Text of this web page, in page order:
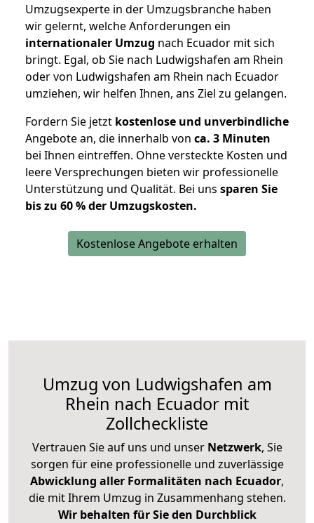
Umzugsexperte in der Umzugsbranche haben
wir gelernt, welche Anforderungen ein
internationaler Umzug nach Ecuador mit sich
bringt. Egal, ob Sie nach Ludwigshafen am Rhein
oder von Ludwigshafen am Rhein nach Ecuador
umziehen, wir helfen Ihnen, ans Ziel zu gelangen.
Fordern Sie jetzt kostenlose und unverbindliche
Angebote an, die innerhalb von ca. 3 Minuten
bei Ihnen eintreffen. Ohne versteckte Kosten und
leere Versprechungen bieten wir professionelle
Unterstützung und Qualität. Bei uns sparen Sie
bis zu 60 % der Umzugskosten.
Kostenlose Angebote erhalten
Umzug von Ludwigshafen am
Rhein nach Ecuador mit
Zollcheckliste
Vertrauen Sie auf uns und unser Netzwerk, Sie
sorgen für eine professionelle und zuverlässige
Abwicklung aller Formalitäten nach Ecuador,
die mit Ihrem Umzug in Zusammenhang stehen.
Wir behalten für Sie den Durchblick